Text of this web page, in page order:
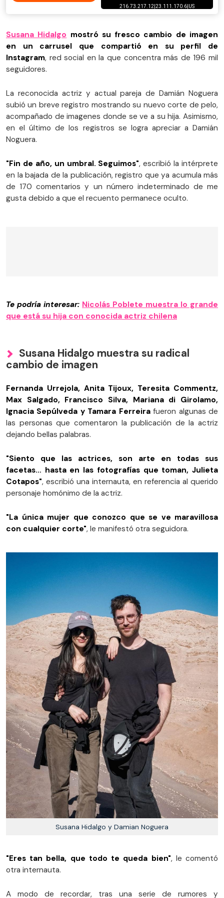
Susana Hidalgo mostró su fresco cambio de imagen
en un carrusel que compartió en su perfil de
Instagram, red social en la que concentra más de 196 mil
seguidores.
La reconocida actriz y actual pareja de Damián Noguera
subió un breve registro mostrando su nuevo corte de pelo,
acompañado de imagenes donde se ve a su hija. Asimismo,
en el último de los registros se logra apreciar a Damián
Noguera.
"Fin de año, un umbral. Seguimos", escribió la intérprete
en la bajada de la publicación, registro que ya acumula más
de 170 comentarios y un número indeterminado de me
gusta debido a que el recuento permanece oculto.
Te podría interesar: Nicolás Poblete muestra lo grande
que está su hija con conocida actriz chilena
Susana Hidalgo muestra su radical
cambio de imagen
Fernanda Urrejola, Anita Tijoux, Teresita Commentz,
Max Salgado, Francisco Silva, Mariana di Girolamo,
Ignacia Sepúlveda y Tamara Ferreirafueron algunas de
las personas que comentaron la publicación de la actriz
dejando bellas palabras.
"Siento que las actrices, son arte en todas sus
facetas… hasta en las fotografías que toman, Julieta
Cotapos", escribió una internauta, en referencia al querido
personaje homónimo de la actriz.
"La única mujer que conozco que se ve maravillosa
con cualquier corte", le manifestó otra seguidora.
Susana Hidalgo y Damian Noguera
"Eres tan bella, que todo te queda bien", le comentó
otra internauta.
A modo de recordar, tras una serie de rumores y